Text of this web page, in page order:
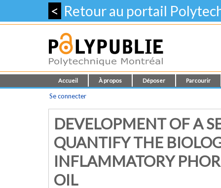
< Retour au portail
Accueil À propos Déposer Parcourir
Se connecter
DEVELOPMENT OF A
QUANTIFY THE
INFLAMMATORY
OIL